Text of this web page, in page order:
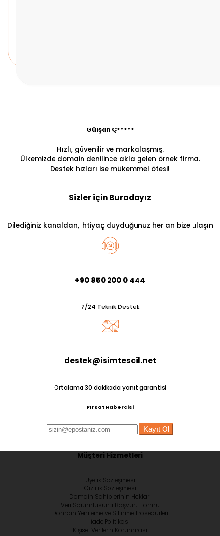
Gülşah Ç*****
Hızlı, güvenilir ve markalaşmış.
Ülkemizde domain denilince akla gelen örnek firma.
Destek hızları ise mükemmel ötesi!
Sizler için Buradayız
Dilediğiniz kanaldan, ihtiyaç duyduğunuz her an bize ulaşın
+90 850 200 0 444
7/24 Teknik Destek
destek@isimtescil.net
Ortalama 30 dakikada yanıt garantisi
Fırsat Habercisi
Kayıt Ol
Müşteri Hizmetleri
Üyelik Sözleşmesi
Gizlilik Sözleşmesi
Domain Sahiplerinin Hakları
Veri Sorumlusuna Başvuru Formu
Domain Yenileme ve Silinme Prosedürleri
İade Politikası
Kişisel Verilerin Korunması